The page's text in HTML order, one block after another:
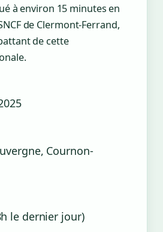
à environ 15 minutes en
de Clermont-Ferrand,
de cette
Cournon-
le dernier jour)